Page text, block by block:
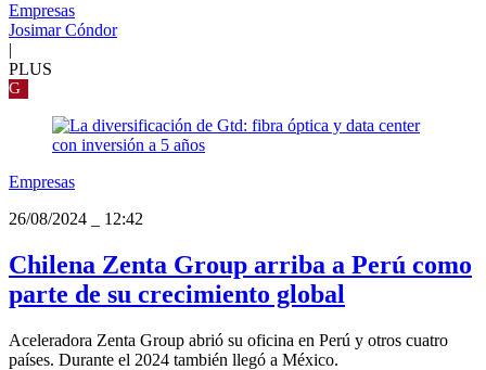
Empresas
Josimar Cóndor
|
PLUS
G
Empresas
26/08/2024
12:42
Chilena Zenta Group arriba a Perú como
parte de su crecimiento global
Aceleradora Zenta Group abrió su oficina en Perú y otros cuatro
países. Durante el 2024 también llegó a México.